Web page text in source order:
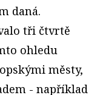
daná.
tři čtvrtě
ohledu
městy,
- například